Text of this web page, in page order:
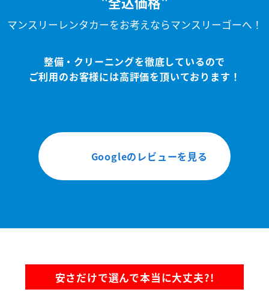
マンスリーレンタカーをお考えならマンスリーゴーへ！
整備・クリーニングを徹底しているので
ご利用のお客様には高評価を頂いております！
Googleのレビューを見る
安さだけで選んで本当に大丈夫?!